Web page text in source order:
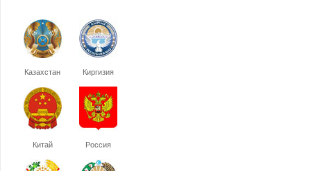
Казахстан Киргизия
Китай Россия